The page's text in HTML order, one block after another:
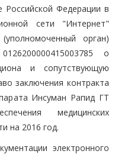
Российской Федерации в
сети "Интернет"
орган)
о
и сопутствующую
заключения контракта
Инсуман Рапид ГТ
медицинских
на 2016 год.
электронного